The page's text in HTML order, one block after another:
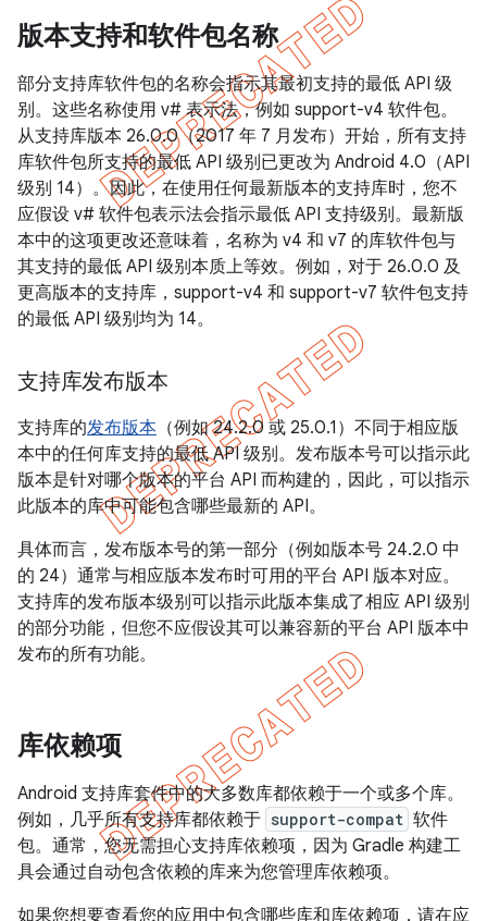
版本支持和软件包名称
部分支持库软件包的名称会指示其最初支持的最低 API 级
别。这些名称使用 v# 表示法，例如 support-v4 软件包。
从支持库版本 26.0.0（2017 年 7 月发布）开始，所有支持
库软件包所支持的最低 API 级别已更改为 Android 4.0（API
级别 14）。因此，在使用任何最新版本的支持库时，您不
应假设 v# 软件包表示法会指示最低 API 支持级别。 最新版
本中的这项更改还意味着，名称为 v4 和 v7 的库软件包与
其支持的最低 API 级别本质上等效。例如，对于 26.0.0 及
更高版本的支持库，support-v4 和 support-v7 软件包支持
的最低 API 级别均为 14。
支持库发布版本
支持库的发布版本 （例如 24.2.0 或 25.0.1）不同于相应版
本中的任何库支持的最低 API 级别。发布版本号可以指示此
版本是针对哪个版本的平台 API 而构建的，因此，可以指示
此版本的库中可能包含哪些最新的 API。
具体而言，发布版本号的第一部分（例如版本号 24.2.0 中
的 24）通常与相应版本发布时可用的平台 API 版本对应。
支持库的发布版本级别可以指示此版本集成了相应 API 级别
的部分功能，但您不应假设其可以兼容新的平台 API 版本中
发布的所有功能。
库依赖项
Android 支持库套件中的大多数库都依赖于一个或多个库。
例如，几乎所有支持库都依赖于 support-compat 软件
包。通常，您无需担心支持库依赖项，因为 Gradle 构建工
具会通过自动包含依赖的库来为您管理库依赖项。
如果您想要查看您的应用中包含哪些库和库依赖项，请在应